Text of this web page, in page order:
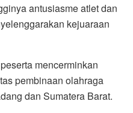
antusiasme atlet dan
kejuaraan
mencerminkan
pembinaan olahraga
dan Sumatera Barat.